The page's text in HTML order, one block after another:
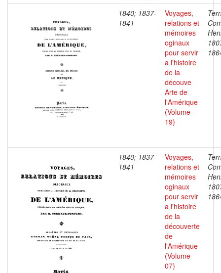
1840; 1837-
1841
Voyages,
relations et
mémoires
oginaux
pour servir
a l'histoire
de la
découve
Arte de
l'Amérique
(Volume
19)
1840; 1837-
1841
Voyages,
relations et
mémoires
oginaux
pour servir
a l'histoire
de la
découverte
de
l'Amérique
(Volume
07)